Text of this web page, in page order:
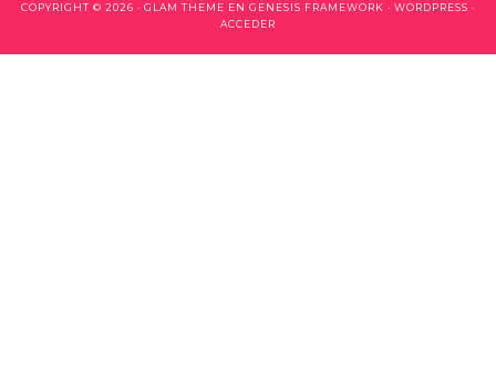
COPYRIGHT © 2026 · GLAM THEME EN GENESIS FRAMEWORK · WORDPRESS ·
ACCEDER